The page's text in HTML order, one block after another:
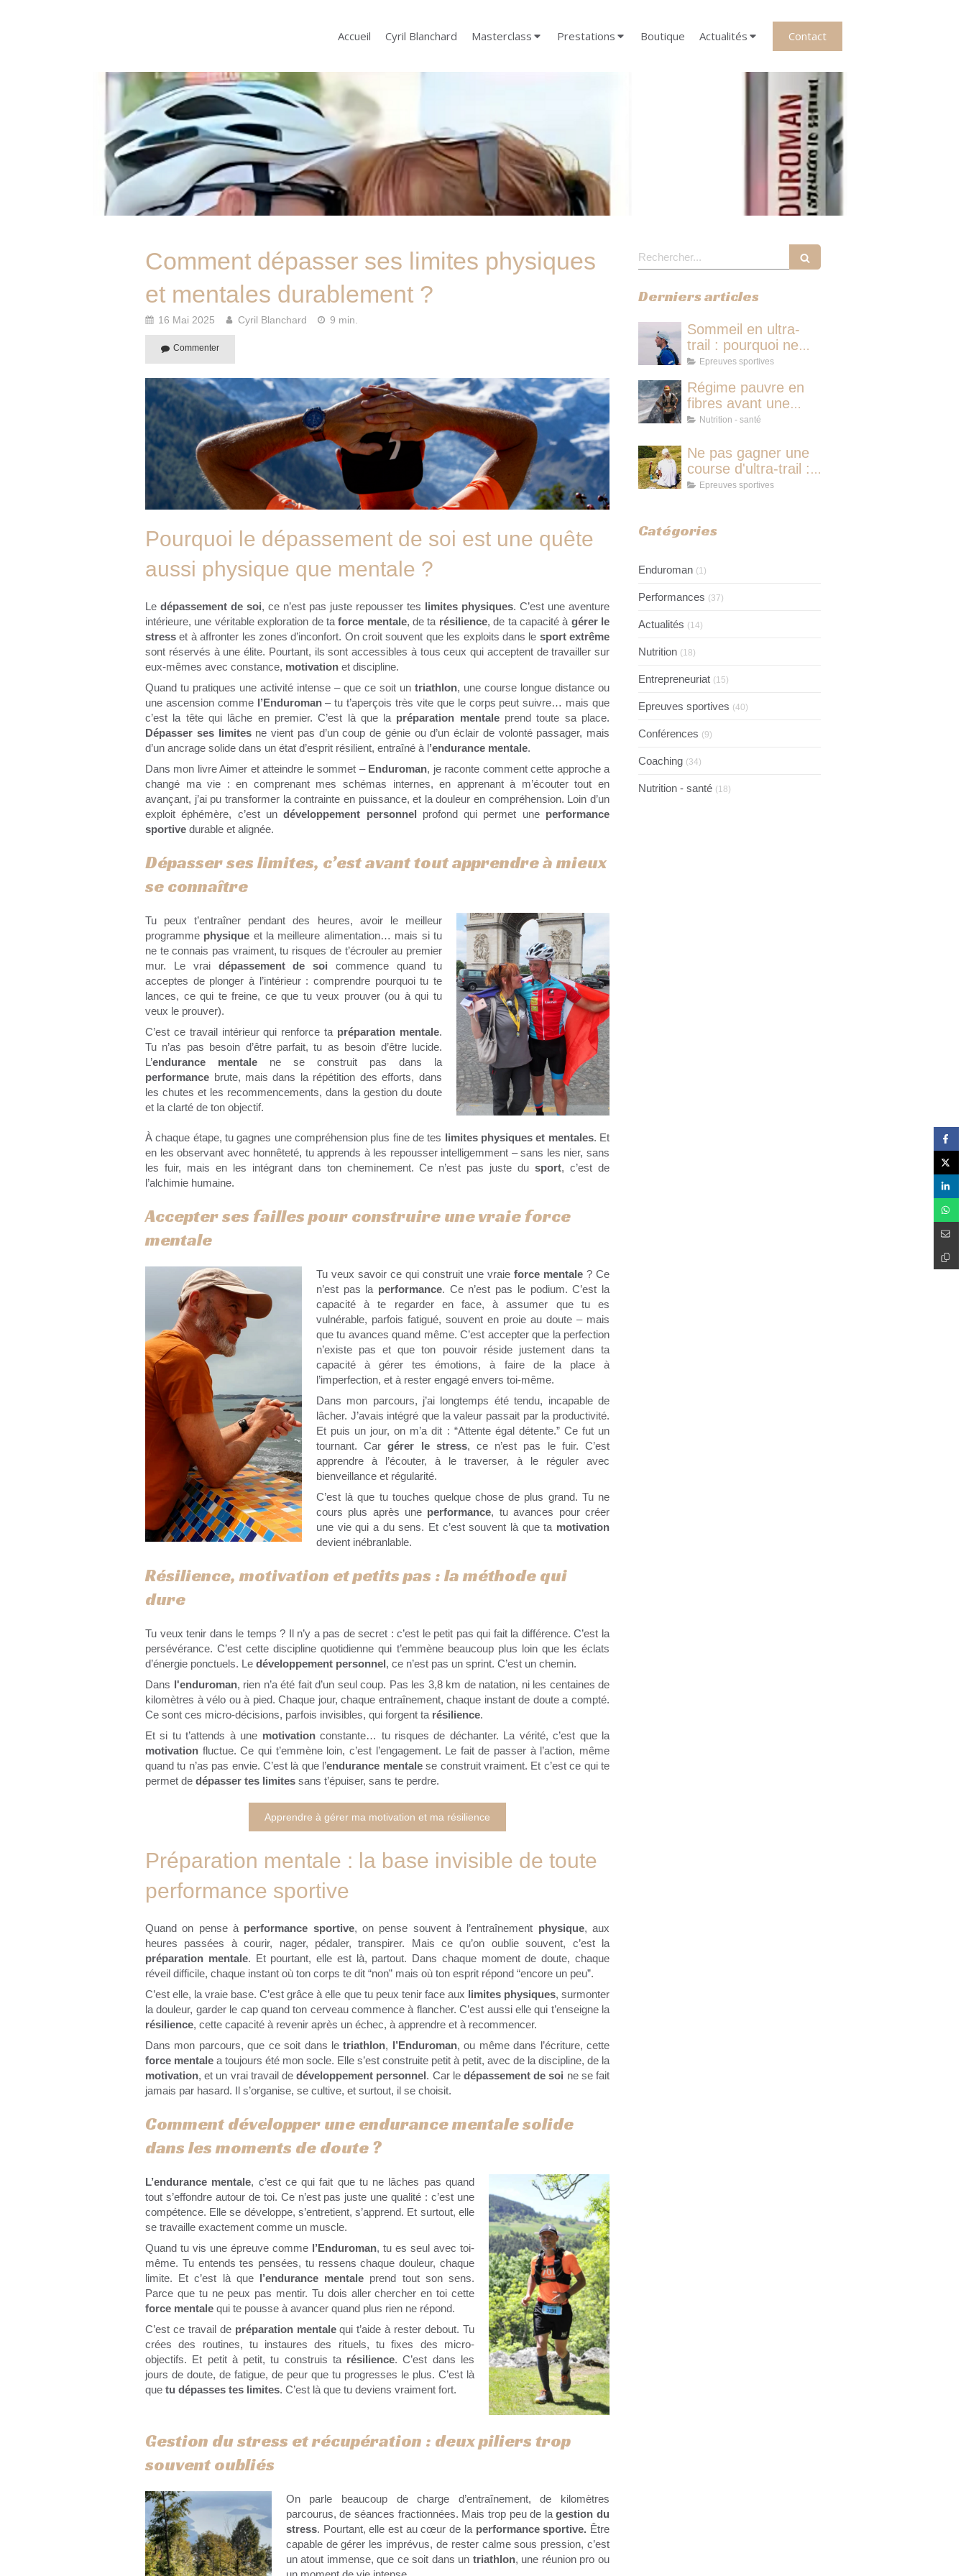
Accueil Cyril Blanchard Masterclass Prestations Boutique Actualités Contact
Comment dépasser ses limites physiques
et mentales durablement ?
16 Mai 2025 Cyril Blanchard 9 min.
Commenter
Pourquoi le dépassement de soi est une quête
aussi physique que mentale ?
Le dépassement de soi, ce n’est pas juste repousser tes limites physiques. C’est une aventure
intérieure, une véritable exploration de taforce mentale, de ta résilience, de ta capacité à gérer le
stresset à affronter les zones d’inconfort. On croit souvent que les exploits dans le sport extrême
sont réservés à une élite. Pourtant, ils sont accessibles à tous ceux qui acceptent de travailler sur
eux-mêmes avec constance, motivation et discipline.
Quand tu pratiques une activité intense – que ce soit un triathlon, une course longue distance ou
une ascension comme l’Enduroman– tu t’aperçois très vite que le corps peut suivre… mais que
c’est la tête qui lâche en premier. C’est là que la préparation mentaleprend toute sa place.
Dépasser ses limitesne vient pas d’un coup de génie ou d’un éclair de volonté passager, mais
d’un ancrage solide dans un état d’esprit résilient, entraîné à l’endurance mentale.
Dans mon livre Aimer et atteindre le sommet – Enduroman, je raconte comment cette approche a
changé ma vie : en comprenant mes schémas internes, en apprenant à m’écouter tout en
avançant, j’ai pu transformer la contrainte en puissance, et la douleur en compréhension. Loin d’un
exploit éphémère, c’est undéveloppement personnel profond qui permet une performance
sportive durable et alignée.
Dépasser ses limites, c’est avant tout apprendre à mieux
se connaître
Tu peux t’entraîner pendant des heures, avoir le meilleur
programme physique et la meilleure alimentation… mais si tu
ne te connais pas vraiment, tu risques de t’écrouler au premier
mur. Le vrai dépassement de soicommence quand tu
acceptes de plonger à l’intérieur : comprendre pourquoi tu te
lances, ce qui te freine, ce que tu veux prouver (ou à qui tu
veux le prouver).
C’est ce travail intérieur qui renforce ta préparation mentale.
Tu n’as pas besoin d’être parfait, tu as besoin d’être lucide.
L’endurance mentalene se construit pas dans la
performance brute, mais dans la répétition des efforts, dans
les chutes et les recommencements, dans la gestion du doute
et la clarté de ton objectif.
À chaque étape, tu gagnes une compréhension plus fine de tes limites physiques et mentales. Et
en les observant avec honnêteté, tu apprends à les repousser intelligemment – sans les nier, sans
les fuir, mais en les intégrant dans ton cheminement. Ce n’est pas juste dusport, c’est de
l’alchimie humaine.
Accepter ses failles pour construire une vraie force
mentale
Tu veux savoir ce qui construit une vraie force mentale? Ce
n’est pas la performance. Ce n’est pas le podium. C’est la
capacité à te regarder en face, à assumer que tu es
vulnérable, parfois fatigué, souvent en proie au doute – mais
que tu avances quand même. C’est accepter que la perfection
n’existe pas et que ton pouvoir réside justement dans ta
capacité à gérer tes émotions, à faire de la place à
l’imperfection, et à rester engagé envers toi-même.
Dans mon parcours, j’ai longtemps été tendu, incapable de
lâcher. J’avais intégré que la valeur passait par la productivité.
Et puis un jour, on m’a dit : “Attente égal détente.” Ce fut un
tournant. Car gérer le stress, ce n’est pas le fuir. C’est
apprendre à l’écouter, à le traverser, à le réguler avec
bienveillance et régularité.
C’est là que tu touches quelque chose de plus grand. Tu ne
cours plus après une performance, tu avances pour créer
une vie qui a du sens. Et c’est souvent là que ta motivation
devient inébranlable.
Résilience, motivation et petits pas : la méthode qui
dure
Tu veux tenir dans le temps ? Il n’y a pas de secret : c’est le petit pas qui fait la différence. C’est la
persévérance. C’est cette discipline quotidienne qui t’emmène beaucoup plus loin que les éclats
d’énergie ponctuels. Le développement personnel, ce n’est pas un sprint. C’est un chemin.
Dans l'enduroman, rien n’a été fait d’un seul coup. Pas les 3,8 km de natation, ni les centaines de
kilomètres à vélo ou à pied. Chaque jour, chaque entraînement, chaque instant de doute a compté.
Ce sont ces micro-décisions, parfois invisibles, qui forgent ta résilience.
Et si tu t’attends à une motivationconstante… tu risques de déchanter. La vérité, c’est que la
motivation fluctue. Ce qui t’emmène loin, c’est l’engagement. Le fait de passer à l’action, même
quand tu n’as pas envie. C’est là que l’endurance mentalese construit vraiment. Et c’est ce qui te
permet de dépasser tes limites sans t’épuiser, sans te perdre.
Apprendre à gérer ma motivation et ma résilience
Préparation mentale : la base invisible de toute
performance sportive
Quand on pense à performance sportive, on pense souvent à l’entraînement physique, aux
heures passées à courir, nager, pédaler, transpirer. Mais ce qu’on oublie souvent, c’est la
préparation mentale. Et pourtant, elle est là, partout. Dans chaque moment de doute, chaque
réveil difficile, chaque instant où ton corps te dit “non” mais où ton esprit répond “encore un peu”.
C’est elle, la vraie base. C’est grâce à elle que tu peux tenir face aux limites physiques, surmonter
la douleur, garder le cap quand ton cerveau commence à flancher. C’est aussi elle qui t’enseigne la
résilience, cette capacité à revenir après un échec, à apprendre et à recommencer.
Dans mon parcours, que ce soit dans letriathlon, l’Enduroman, ou même dans l’écriture, cette
force mentale a toujours été mon socle. Elle s’est construite petit à petit, avec de la discipline, de la
motivation, et un vrai travail dedéveloppement personnel. Car ledépassement de soi ne se fait
jamais par hasard. Il s’organise, se cultive, et surtout, il se choisit.
Comment développer une endurance mentale solide
dans les moments de doute ?
L’endurance mentale, c’est ce qui fait que tu ne lâches pas quand
tout s’effondre autour de toi. Ce n’est pas juste une qualité : c’est une
compétence. Elle se développe, s’entretient, s’apprend. Et surtout, elle
se travaille exactement comme un muscle.
Quand tu vis une épreuve comme l’Enduroman, tu es seul avec toi-
même. Tu entends tes pensées, tu ressens chaque douleur, chaque
limite. Et c’est là que l’endurance mentale prend tout son sens.
Parce que tu ne peux pas mentir. Tu dois aller chercher en toi cette
force mentale qui te pousse à avancer quand plus rien ne répond.
C’est ce travail de préparation mentalequi t’aide à rester debout. Tu
crées des routines, tu instaures des rituels, tu fixes des micro-
objectifs. Et petit à petit, tu construis ta résilience. C’est dans les
jours de doute, de fatigue, de peur que tu progresses le plus. C’est là
que tu dépasses tes limites. C’est là que tu deviens vraiment fort.
Gestion du stress et récupération : deux piliers trop
souvent oubliés
On parle beaucoup de charge d’entraînement, de kilomètres
parcourus, de séances fractionnées. Mais trop peu de lagestion du
stress. Pourtant, elle est au cœur de la performance sportive. Être
capable de gérer les imprévus, de rester calme sous pression, c’est
un atout immense, que ce soit dans un triathlon, une réunion pro ou
Rechercher
Derniers articles
Sommeil en ultra-
trail : pourquoi ne
pas dormir vous fait
temps qu'une micro-
sieste
Epreuves sportives
Régime pauvre en
fibres avant une
course d'ultra-trail :
nutritionnel des
champions
Nutrition - santé
Ne pas gagner une
course d'ultra-trail :
pourquoi ce n'est
Epreuves sportives
Catégories
Enduroman (1)
Performances (37)
Actualités (14)
Nutrition (18)
Entrepreneuriat (15)
Epreuves sportives (40)
Conférences (9)
Coaching (34)
Nutrition - santé (18)